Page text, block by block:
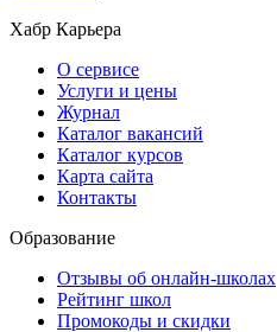
Хабр Карьера
О сервисе
Услуги и цены
Журнал
Каталог вакансий
Каталог курсов
Карта сайта
Контакты
Образование
Отзывы об онлайн-школах
Рейтинг школ
Промокоды и скидки